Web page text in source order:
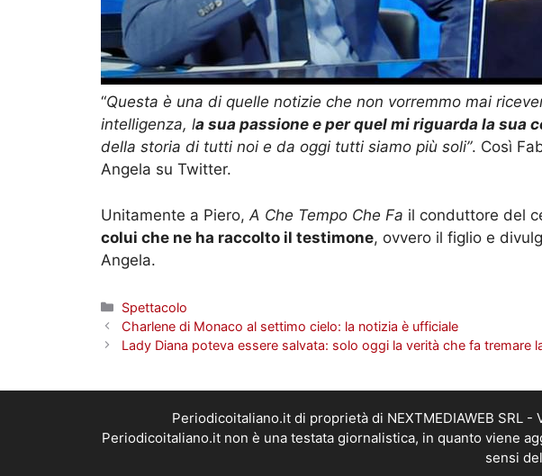
“Questa è una di quelle notizie che non vorremmo mai
intelligenza, la sua passione e per quel mi riguarda la sua
della storia di tutti noi e da oggi tutti siamo più soli”. Così
Angela su Twitter.
Unitamente a Piero, A Che Tempo Che Fa il conduttore del
colui che ne ha raccolto il testimone, ovvero il figlio e
Angela.
Categorie
Spettacolo
Charlene di Monaco al settimo cielo: la notizia è ufficiale
Lady Diana poteva essere salvata: solo oggi la verità che fa tremare
Periodicoitaliano.it di proprietà di NEXTMEDIAWEB SRL
Periodicoitaliano.it non è una testata giornalistica, in quanto viene
sensi